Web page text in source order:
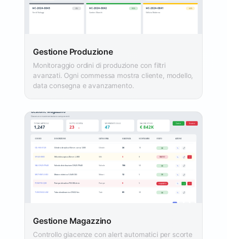
Gestione Produzione
Monitoraggio ordini di produzione con filtri
avanzati. Ogni commessa mostra cliente, modello,
data consegna e avanzamento.
Gestione Magazzino
Controllo giacenze con alert automatici per scorte